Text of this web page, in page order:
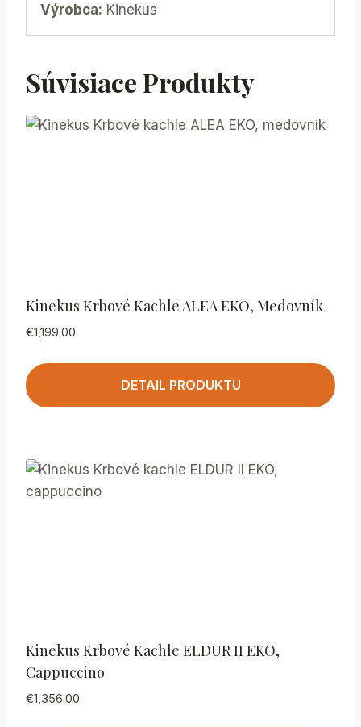
Výrobca: Kinekus
Súvisiace Produkty
Kinekus Krbové Kachle ALEA EKO, Medovník
€1,199.00
DETAIL PRODUKTU
Kinekus Krbové Kachle ELDUR II EKO,
Cappuccino
€1,356.00